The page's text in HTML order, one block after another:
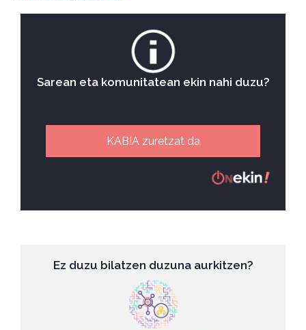
Sarean eta komunitatean ekin nahi duzu?
KABIA zuretzat da
Ez duzu bilatzen duzuna aurkitzen?